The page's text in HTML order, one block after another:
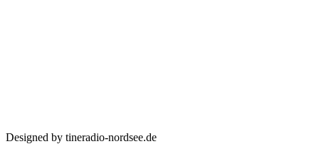
Designed by tineradio-nordsee.de